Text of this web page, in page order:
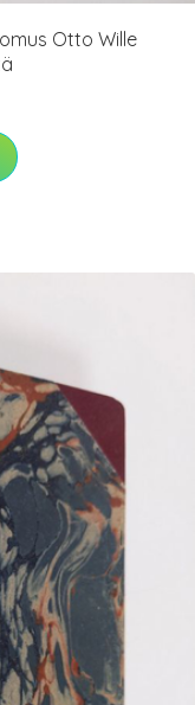
Otto Wille